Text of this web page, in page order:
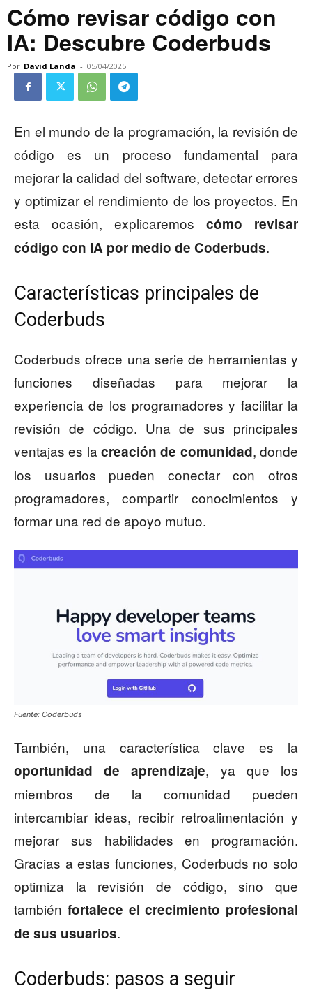
Cómo revisar código con
IA: Descubre Coderbuds
Por David Landa - 05/04/2025
En el mundo de la programación, la revisión de
código es un proceso fundamental para
mejorar la calidad del software, detectar errores
y optimizar el rendimiento de los proyectos. En
esta ocasión, explicaremos cómo revisar
código con IA por medio de Coderbuds.
Características principales de
Coderbuds
Coderbuds ofrece una serie de herramientas y
funciones diseñadas para mejorar la
experiencia de los programadores y facilitar la
revisión de código. Una de sus principales
ventajas es la creación de comunidad, donde
los usuarios pueden conectar con otros
programadores, compartir conocimientos y
formar una red de apoyo mutuo.
Fuente: Coderbuds
También, una característica clave es la
oportunidad de aprendizaje, ya que los
miembros de la comunidad pueden
intercambiar ideas, recibir retroalimentación y
mejorar sus habilidades en programación.
Gracias a estas funciones, Coderbuds no solo
optimiza la revisión de código, sino que
también fortalece el crecimiento profesional
de sus usuarios.
Coderbuds: pasos a seguir